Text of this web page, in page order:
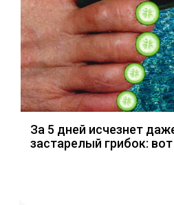
За 5 дней исчезнет
застарелый грибок: